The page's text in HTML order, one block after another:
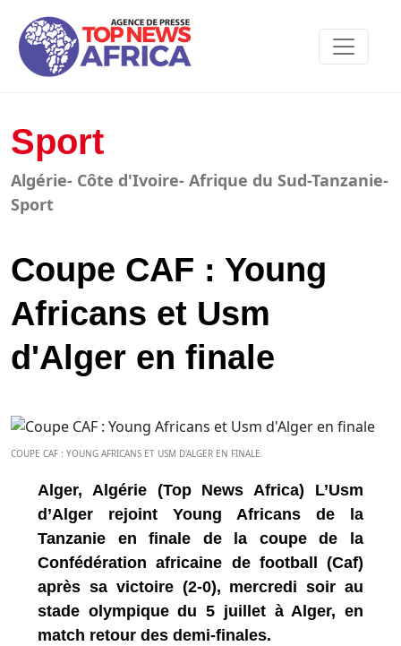
Sport
Algérie- Côte d'Ivoire- Afrique du Sud-Tanzanie-
Sport
Coupe CAF : Young
Africans et Usm
d'Alger en finale
COUPE CAF : YOUNG AFRICANS ET USM D'ALGER EN FINALE.
Alger, Algérie (Top News Africa) L’Usm
d’Alger rejoint Young Africans de la
Tanzanie en finale de la coupe de la
Confédération africaine de football (Caf)
après sa victoire (2-0), mercredi soir au
stade olympique du 5 juillet à Alger, en
match retour des demi-finales.